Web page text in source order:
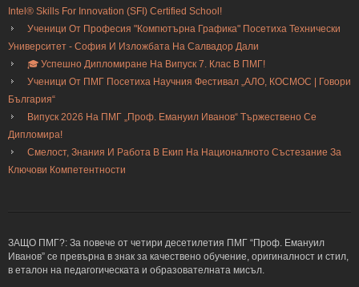
Intel® Skills For Innovation (SFI) Certified School!
Ученици От Професия "Компютърна Графика" Посетиха Технически
Университет - София И Изложбата На Салвадор Дали
🎓 Успешно Дипломиране На Випуск 7. Клас В ПМГ!
Ученици От ПМГ Посетиха Научния Фестивал „АЛО, КОСМОС | Говори
България“
Випуск 2026 На ПМГ „Проф. Емануил Иванов“ Тържествено Се
Дипломира!
Смелост, Знания И Работа В Екип На Националното Състезание За
Ключови Компетентности
ЗАЩО ПМГ?: За повече от четири десетилетия ПМГ “Проф. Емануил
Иванов” се превърна в знак за качествено обучение, оригиналност и стил,
в еталон на педагогическата и образователната мисъл.